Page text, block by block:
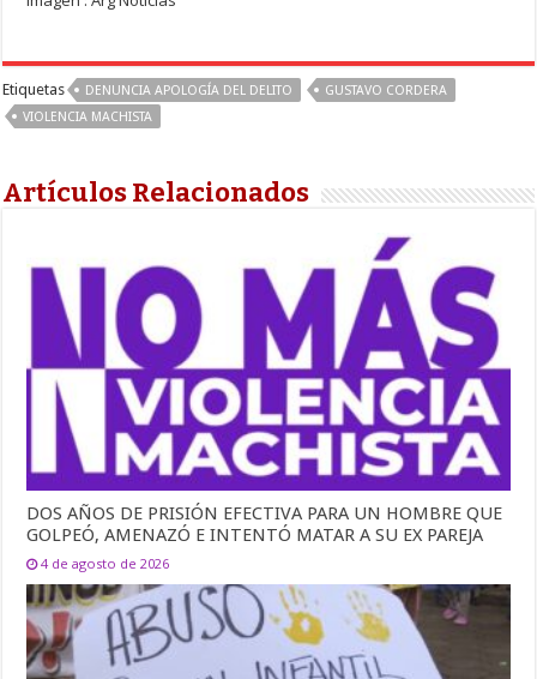
Etiquetas DENUNCIA APOLOGÍA DEL DELITO
GUSTAVO CORDERA
VIOLENCIA MACHISTA
Artículos Relacionados
DOS AÑOS DE PRISIÓN EFECTIVA PARA UN HOMBRE QUE
GOLPEÓ, AMENAZÓ E INTENTÓ MATAR A SU EX PAREJA
4 de agosto de 2026